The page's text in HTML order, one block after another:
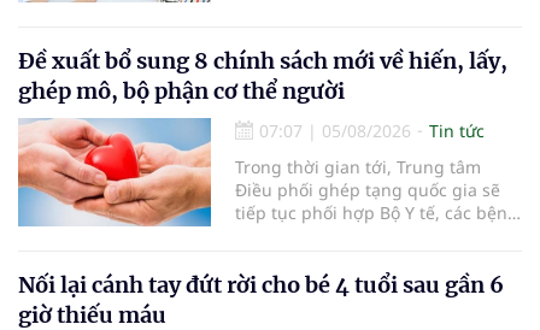
nhận 32.286.360 người, chiếm gần
30% dân số cả nước đã được khám
sức khỏe định kỳ năm nay.
Đề xuất bổ sung 8 chính sách mới về hiến, lấy,
ghép mô, bộ phận cơ thể người
07:07 | 05/08/2026
Tin tức
Trong thời gian tới, Trung tâm
Điều phối ghép tạng quốc gia sẽ
tiếp tục phối hợp Bộ Y tế, các bệnh
cường truyền thông, hoàn thiện
quy trình chuyên môn và hệ thống
Nối lại cánh tay đứt rời cho bé 4 tuổi sau gần 6
giờ thiếu máu